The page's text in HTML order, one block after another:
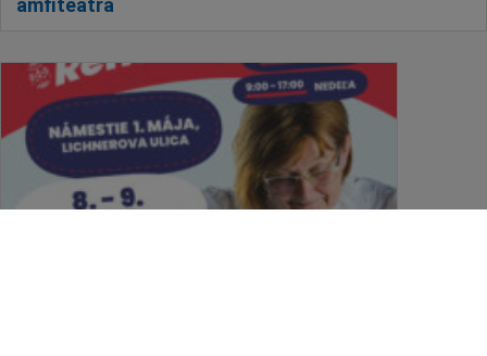
amfiteátra